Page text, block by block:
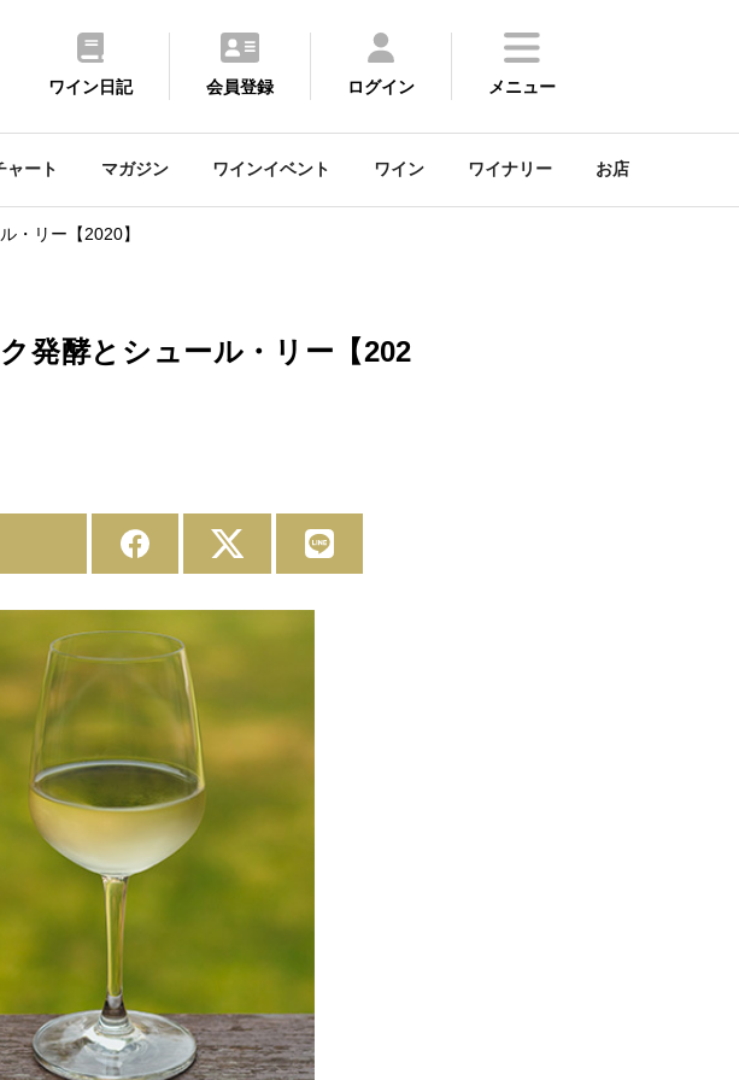
ワイン日記 会員登録 ログイン メニュー
ャート マガジン ワインイベント ワイン ワイナリー お店
・リー【2020】
発酵とシュール・リー【202